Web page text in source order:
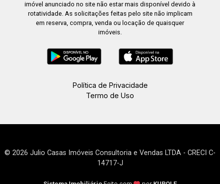
imóvel anunciado no site não estar mais disponível devido à
rotatividade. As solicitações feitas pelo site não implicam
em reserva, compra, venda ou locação de quaisquer
imóveis.
Política de Privacidade
Termo de Uso
© 2026 Julio Casas Imóveis Consultoria e Vendas LTDA - CRECI C-
14717-J